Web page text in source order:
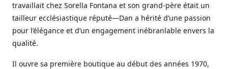
travaillait chez Sorella Fontana et son grand-père était un
tailleur ecclésiastique réputé—Dan a hérité d’une passion
pour l’élégance et d’un engagement inébranlable envers la
qualité.
Il ouvre sa première boutique au début des années 1970,